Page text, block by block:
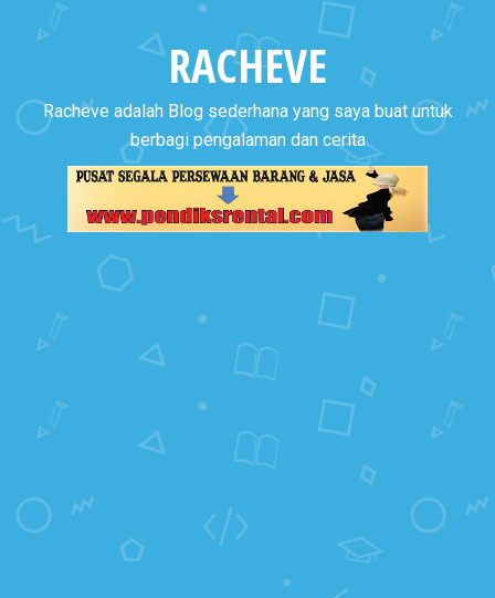
RACHEVE
Racheve adalah Blog sederhana yang saya buat untuk
berbagi pengalaman dan cerita